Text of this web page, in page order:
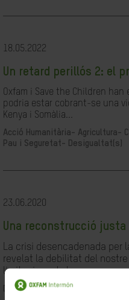
18.05.2022
Un retard perillós 2: el
Oxfam i Save the Children
podria estar cobrant-se una
Kenya i Somàlia...
Acció Humanitària- Agricultura-
Pau i Seguretat-
Desigualtat(s)
23.06.2020
Una reconstrucció
La crisi desencadenada per
revelat la debilitat del
limitacions de les...
Desigualtat(s)